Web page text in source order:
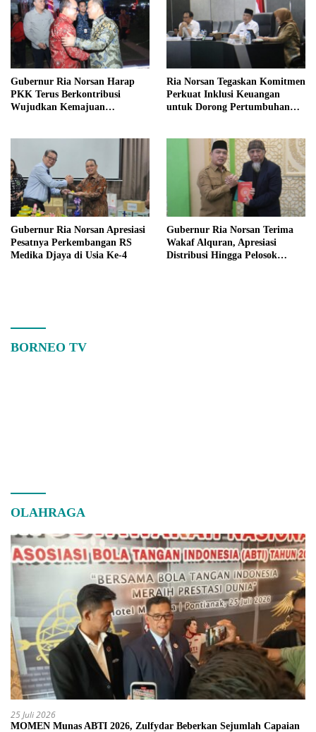
Gubernur Ria Norsan Harap
PKK Terus Berkontribusi
Wujudkan Kemajuan
Ria Norsan Tegaskan Komitmen
Perkuat Inklusi Keuangan
untuk Dorong Pertumbuhan
Gubernur Ria Norsan Apresiasi
Pesatnya Perkembangan RS
Medika Djaya di Usia Ke-4
Gubernur Ria Norsan Terima
Wakaf Alquran, Apresiasi
Distribusi Hingga Pelosok
BORNEO TV
OLAHRAGA
25 Juli 2026
MOMEN Munas ABTI 2026, Zulfydar Beberkan Sejumlah Capaian